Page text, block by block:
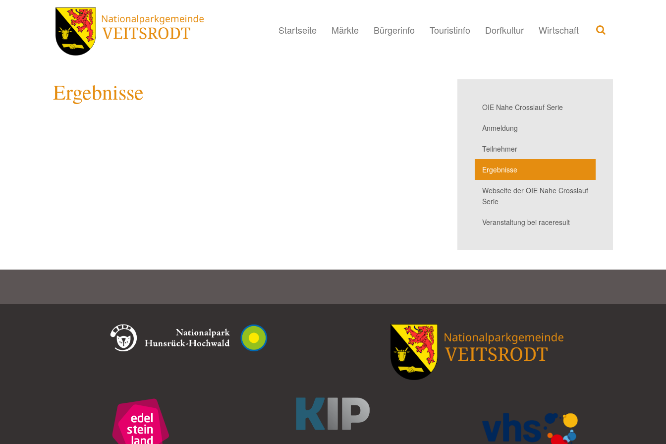
Startseite Märkte Bürgerinfo Touristinfo Dorfkultur Wirtschaft
Ergebnisse
OIE Nahe Crosslauf Serie
Anmeldung
Teilnehmer
Ergebnisse
Webseite der OIE Nahe Crosslauf
Serie
Veranstaltung bei raceresult